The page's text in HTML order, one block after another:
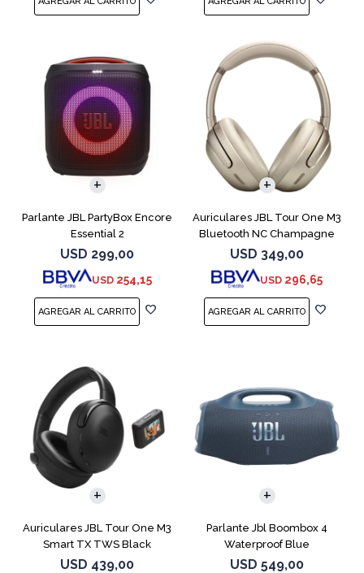
Parlante JBL PartyBox Encore
Essential 2
USD 299,00
USD 254,15
Auriculares JBL Tour One M3
Bluetooth NC Champagne
USD 349,00
USD 296,65
Auriculares JBL Tour One M3
Smart TX TWS Black
USD 439,00
Parlante Jbl Boombox 4
Waterproof Blue
USD 549,00